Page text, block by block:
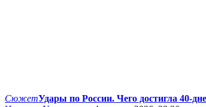
СюжетУдары по России. Чего достигла 40-